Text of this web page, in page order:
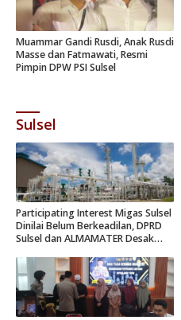
Muammar Gandi Rusdi, Anak Rusdi
Masse dan Fatmawati, Resmi
Pimpin DPW PSI Sulsel
Sulsel
Participating Interest Migas Sulsel
Dinilai Belum Berkeadilan, DPRD
Sulsel dan ALMAMATER Desak